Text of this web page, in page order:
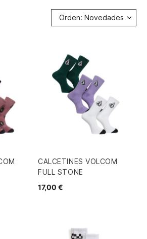
Orden: Novedades
CALCETINES VOLCOM
FULL STONE
17,00 €